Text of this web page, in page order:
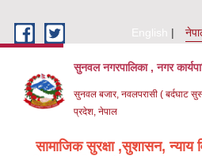
English
सुनवल नगरपालिका , नगर
सुनवल बजार, नवलपरासी ( बर्दघाट
प्रदेश, नेपाल
सामाजिक सुरक्षा ,सुशासन, न्याय